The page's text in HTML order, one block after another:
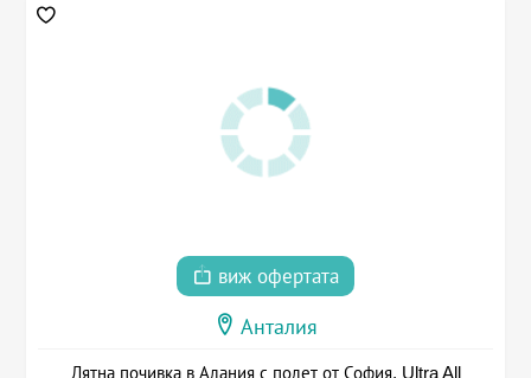
виж офертата
Анталия
Лятна почивка в Алания с полет от София, Ultra All